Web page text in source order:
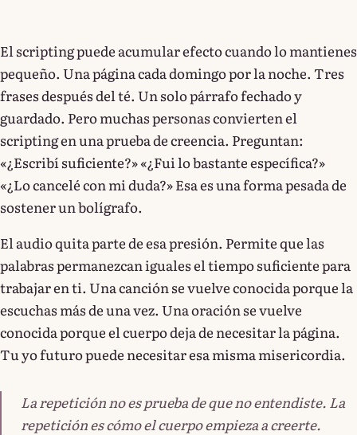
El scripting puede acumular efecto cuando lo mantienes
pequeño. Una página cada domingo por la noche. Tres
frases después del té. Un solo párrafo fechado y
guardado. Pero muchas personas convierten el
scripting en una prueba de creencia. Preguntan:
«¿Escribí suficiente?» «¿Fui lo bastante específica?»
«¿Lo cancelé con mi duda?» Esa es una forma pesada de
sostener un bolígrafo.
El audio quita parte de esa presión. Permite que las
palabras permanezcan iguales el tiempo suficiente para
trabajar en ti. Una canción se vuelve conocida porque la
escuchas más de una vez. Una oración se vuelve
conocida porque el cuerpo deja de necesitar la página.
Tu yo futuro puede necesitar esa misma misericordia.
La repetición no es prueba de que no entendiste. La
repetición es cómo el cuerpo empieza a creerte.